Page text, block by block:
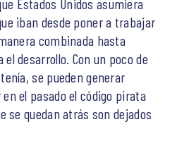
Estados Unidos asumiera
iban desde poner a trabajar
combinada hasta
desarrollo. Con un poco de
se pueden generar
el pasado el código pirata
se quedan atrás son dejados